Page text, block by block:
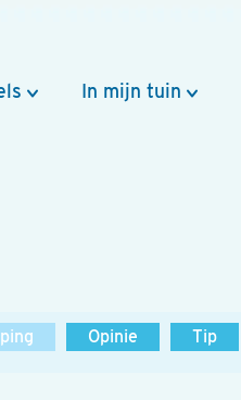
In mijn tuin
Opinie Tip